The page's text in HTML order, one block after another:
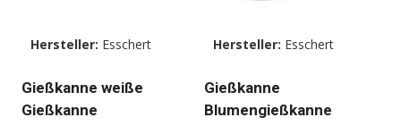
Hersteller: Esschert
Gießkanne weiße
Gießkanne
Hersteller: Esschert
Gießkanne
Blumengießkanne